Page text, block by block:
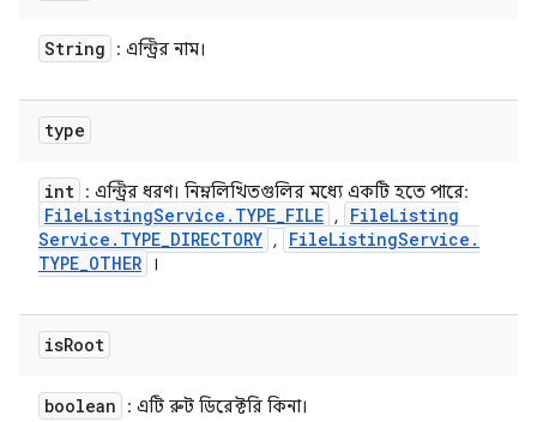
String : এন্ট্রির নাম।
type
int : এন্ট্রির ধরণ। নিম্নলিখিতগুলির মধ্যে একটি হতে পারে:
FileListingService . TYPE_FILE , FileListing
Service . TYPE_DIRECTORY , FileListingService .
TYPE_OTHER ।
isRoot
boolean : এটি রুট ডিরেক্টরি কিনা।